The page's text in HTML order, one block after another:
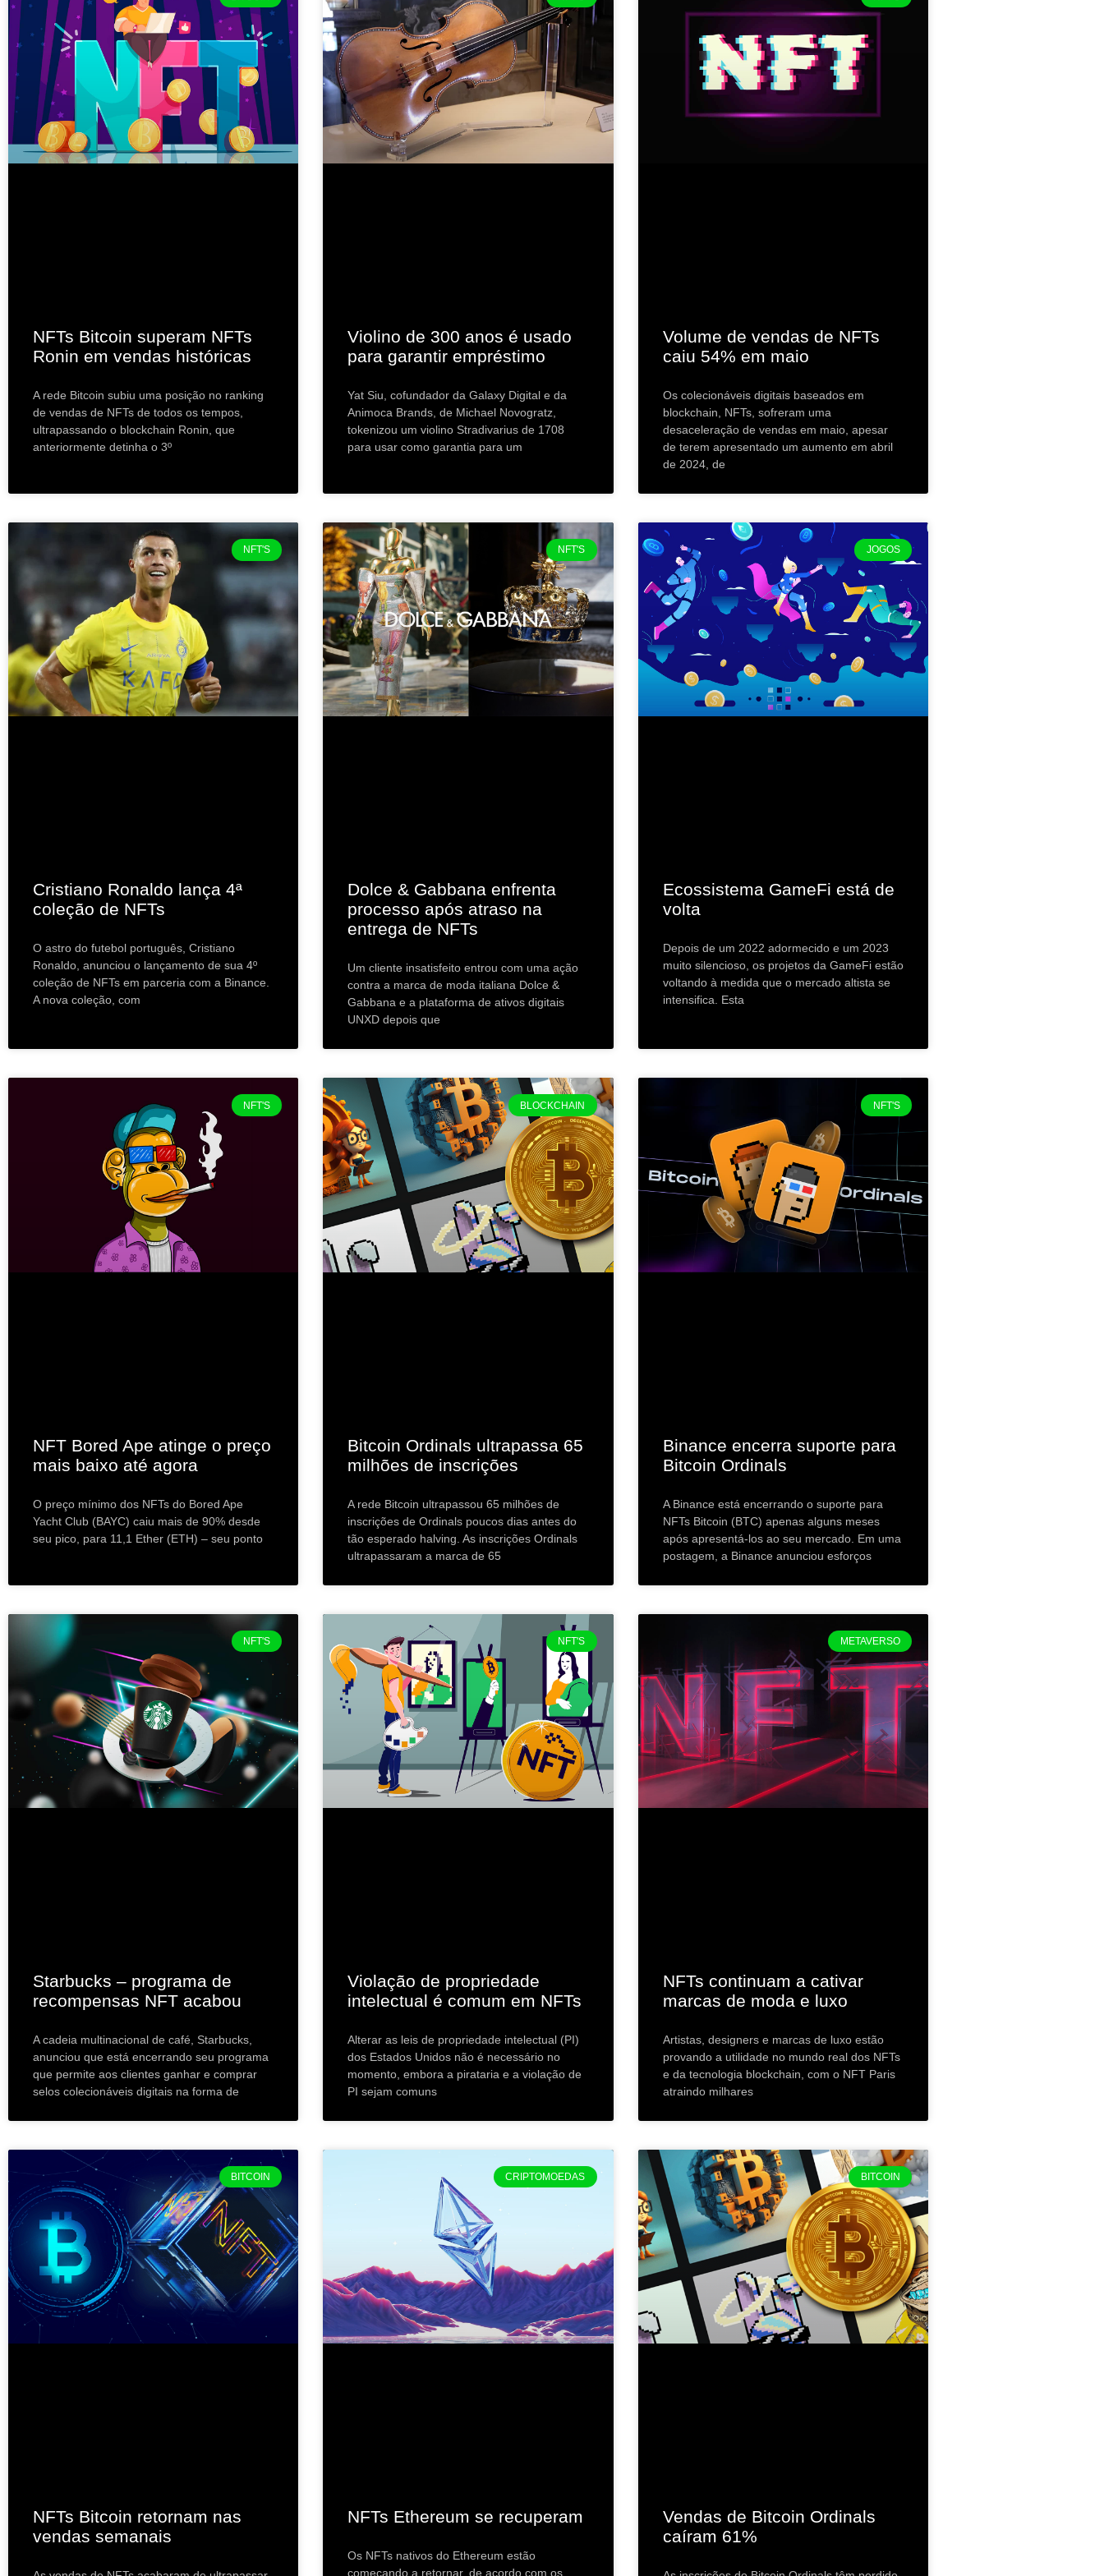
NFTs Bitcoin superam NFTs
Ronin em vendas históricas
A rede Bitcoin subiu uma posição no ranking
de vendas de NFTs de todos os tempos,
ultrapassando o blockchain Ronin, que
anteriormente detinha o 3º
Violino de 300 anos é usado
para garantir empréstimo
Yat Siu, cofundador da Galaxy Digital e da
Animoca Brands, de Michael Novogratz,
tokenizou um violino Stradivarius de 1708
para usar como garantia para um
Volume de vendas de NFTs
caiu 54% em maio
Os colecionáveis ​​digitais baseados em
blockchain, NFTs, sofreram uma
desaceleração de vendas em maio, apesar
de terem apresentado um aumento em abril
de 2024, de
NFT'S
Cristiano Ronaldo lança 4ª
coleção de NFTs
O astro do futebol português, Cristiano
Ronaldo, anunciou o lançamento de sua 4º
coleção de NFTs em parceria com a Binance.
A nova coleção, com
NFT'S
Dolce & Gabbana enfrenta
processo após atraso na
entrega de NFTs
Um cliente insatisfeito entrou com uma ação
contra a marca de moda italiana Dolce &
Gabbana e a plataforma de ativos digitais
UNXD depois que
JOGOS
Ecossistema GameFi está de
volta
Depois de um 2022 adormecido e um 2023
muito silencioso, os projetos da GameFi estão
voltando à medida que o mercado altista se
intensifica. Esta
NFT'S
NFT Bored Ape atinge o preço
mais baixo até agora
O preço mínimo dos NFTs do Bored Ape
Yacht Club (BAYC) caiu mais de 90% desde
seu pico, para 11,1 Ether (ETH) – seu ponto
BLOCKCHAIN
Bitcoin Ordinals ultrapassa 65
milhões de inscrições
A rede Bitcoin ultrapassou 65 milhões de
inscrições de Ordinals poucos dias antes do
tão esperado halving. As inscrições Ordinals
ultrapassaram a marca de 65
NFT'S
Binance encerra suporte para
Bitcoin Ordinals
A Binance está encerrando o suporte para
NFTs Bitcoin (BTC) apenas alguns meses
após apresentá-los ao seu mercado. Em uma
postagem, a Binance anunciou esforços
NFT'S
Starbucks – programa de
recompensas NFT acabou
A cadeia multinacional de café, Starbucks,
anunciou que está encerrando seu programa
que permite aos clientes ganhar e comprar
selos colecionáveis digitais na forma de
NFT'S
Violação de propriedade
intelectual é comum em NFTs
Alterar as leis de propriedade intelectual (PI)
dos Estados Unidos não é necessário no
momento, embora a pirataria e a violação de
PI sejam comuns
METAVERSO
NFTs continuam a cativar
marcas de moda e luxo
Artistas, designers e marcas de luxo estão
provando a utilidade no mundo real dos NFTs
e da tecnologia blockchain, com o NFT Paris
atraindo milhares
BITCOIN
NFTs Bitcoin retornam nas
vendas semanais
CRIPTOMOEDAS
NFTs Ethereum se recuperam
Os NFTs nativos do Ethereum estão
começando a retornar, de acordo com os
BITCOIN
Vendas de Bitcoin Ordinals
caíram 61%